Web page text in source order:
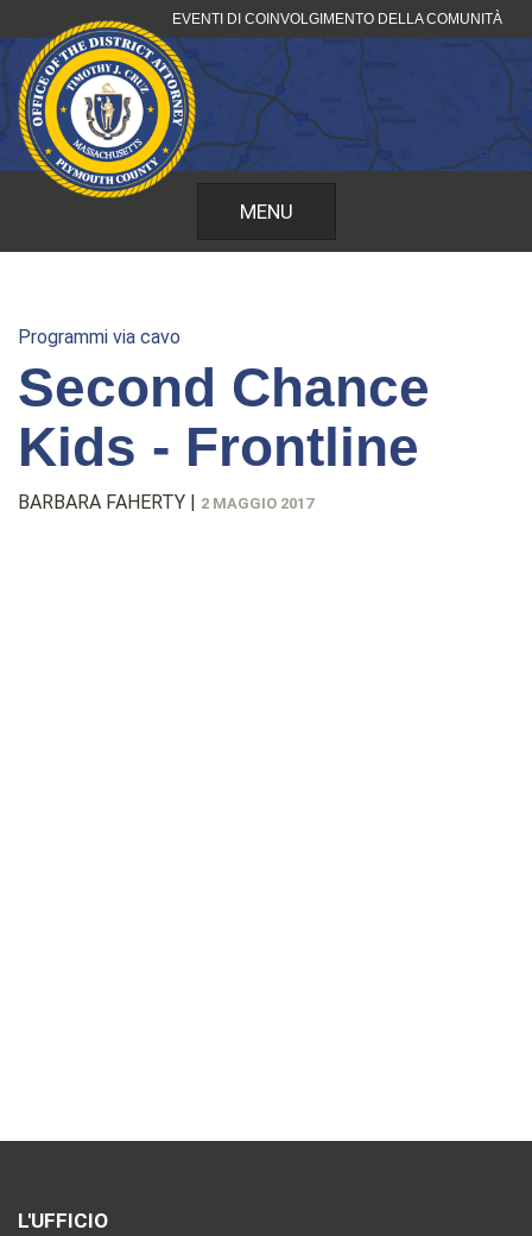
al
contenuto
EVENTI DI COINVOLGIMENTO DELLA COMUNITÀ
MENU
Programmi via cavo
Second Chance
Kids - Frontline
BARBARA FAHERTY | 2 MAGGIO 2017
L'UFFICIO